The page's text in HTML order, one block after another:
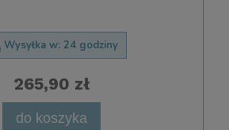
Wysyłka w: 24 godziny
265,90 zł
do koszyka